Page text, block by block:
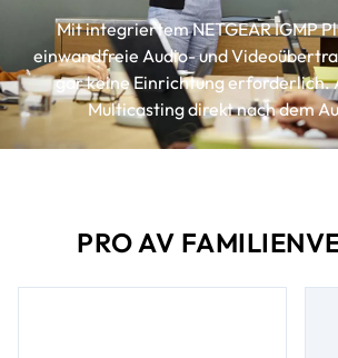
Mit integriertem NETGEAR IGMP
einwandfreie Audio- und
gar keine Einrichtung erforderlich.
Multicasting direkt nach dem
PRO AV